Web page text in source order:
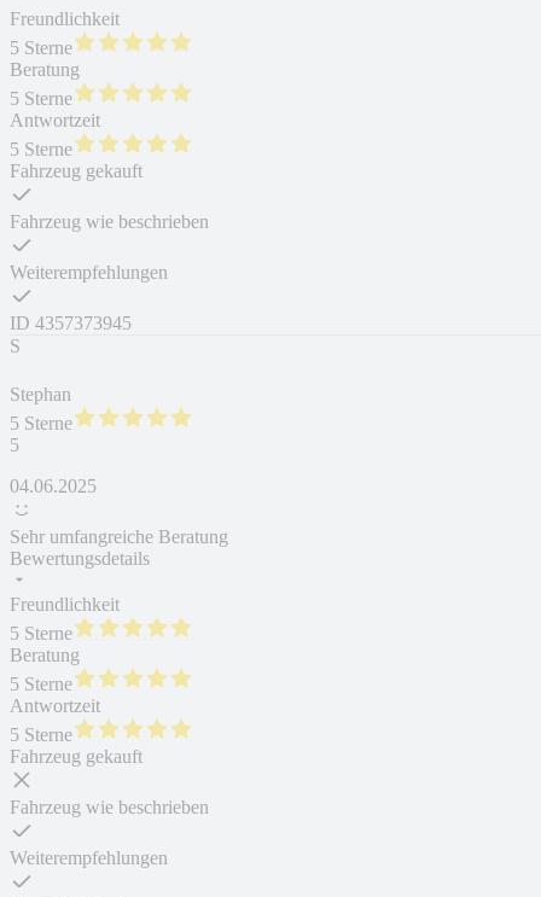
Freundlichkeit
5 Sterne
Beratung
5 Sterne
Antwortzeit
5 Sterne
Fahrzeug gekauft
Fahrzeug wie beschrieben
Weiterempfehlungen
ID 4357373945
S
Stephan
5 Sterne
5
04.06.2025
Sehr umfangreiche Beratung
Bewertungsdetails
Freundlichkeit
5 Sterne
Beratung
5 Sterne
Antwortzeit
5 Sterne
Fahrzeug gekauft
Fahrzeug wie beschrieben
Weiterempfehlungen